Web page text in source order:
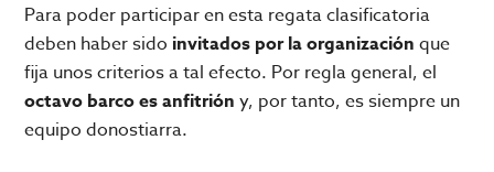
Para poder participar en esta regata clasificatoria
deben haber sido invitados por la organización que
fija unos criterios a tal efecto. Por regla general, el
octavo barco es anfitrión y, por tanto, es siempre un
equipo donostiarra.